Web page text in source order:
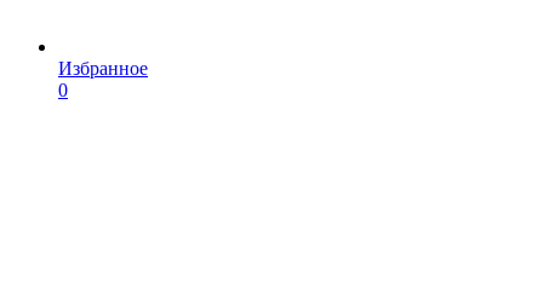
Избранное
0